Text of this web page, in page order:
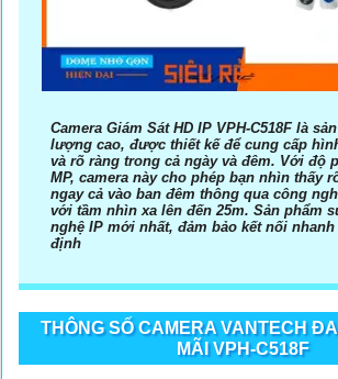
Camera Giám Sát HD IP VPH-C518F là
lượng cao, được thiết kế để cung cấp
và rõ ràng trong cả ngày và đêm. Với độ
MP, camera này cho phép bạn nhìn thấy
ngay cả vào ban đêm thông qua công
với tầm nhìn xa lên đến 25m. Sản phẩm
nghệ IP mới nhất, đảm bảo kết nối
định
THÔNG SỐ CAMERA VANTECH
MÃI VPH-C518F